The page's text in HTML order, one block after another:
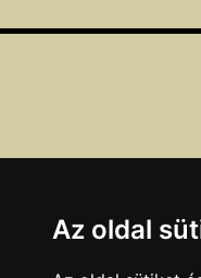
Az oldal